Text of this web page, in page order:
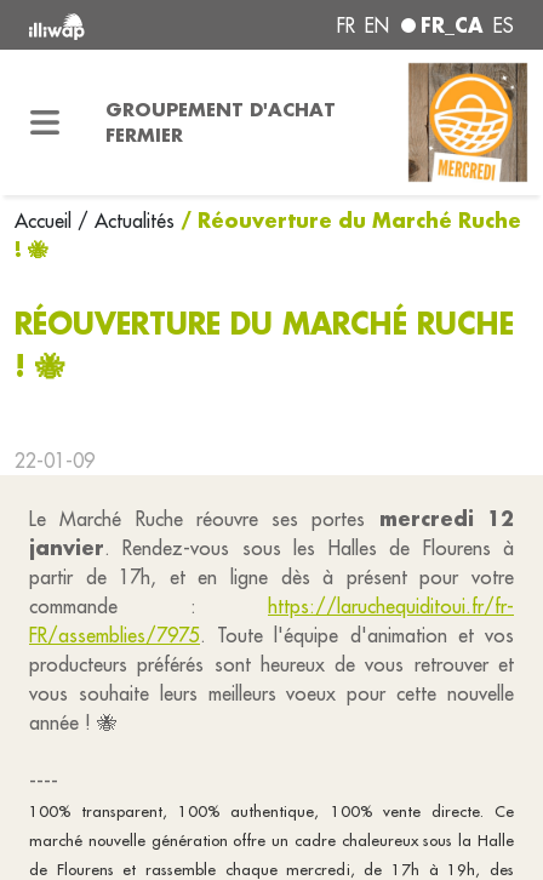
FR EN FR_CA ES
GROUPEMENT D'ACHAT
FERMIER
Accueil / Actualités / Réouverture du Marché Ruche
! 🐝
RÉOUVERTURE DU MARCHÉ RUCHE
! 🐝
22-01-09
Le Marché Ruche réouvre ses portes mercredi 12
janvier. Rendez-vous sous les Halles de Flourens à
partir de 17h, et en ligne dès à présent pour votre
commande : https://laruchequiditoui.fr/fr-
FR/assemblies/7975. Toute l'équipe d'animation et vos
producteurs préférés sont heureux de vous retrouver et
vous souhaite leurs meilleurs voeux pour cette nouvelle
année ! 🐝
----
100% transparent, 100% authentique, 100% vente directe. Ce
marché nouvelle génération offre un cadre chaleureux sous la Halle
de Flourens et rassemble chaque mercredi, de 17h à 19h, des